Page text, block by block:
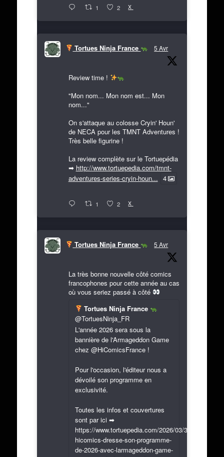
1 2 X
Tortues Ninja France 5 Avr
Review time !
"Mon nom... Mon nom est... Mon
nom..."
On s'attaque au colosse Cryin' Houn'
de NECA pour les TMNT Adventures !
Très belle figurine !
La review complète sur le Tortuepédia
➡ http://www.tortuepedia.com/tmnt-
adventures-series-cryin-houn... 4
1 2 X
Tortues Ninja France 5 Avr
La très bonne nouvelle côté comics
francophones pour cette année au cas
où vous seriez passé à côté
Tortues Ninja France
@TortuesNinja_FR
L'année 2026 sera sous la
bannière de l'Armageddon Game
chez @HiComicsFrance !
Pour l'occasion, l'éditeur nous a
dévoilé son programme en
exclusivité.
Toutes les infos et couvertures
sont par ici ➡
https://www.tortuepedia.com/2026/03/31/exclusif-
hicomics-dresse-son-programme-
de-2026-avec-larmageddon-game-